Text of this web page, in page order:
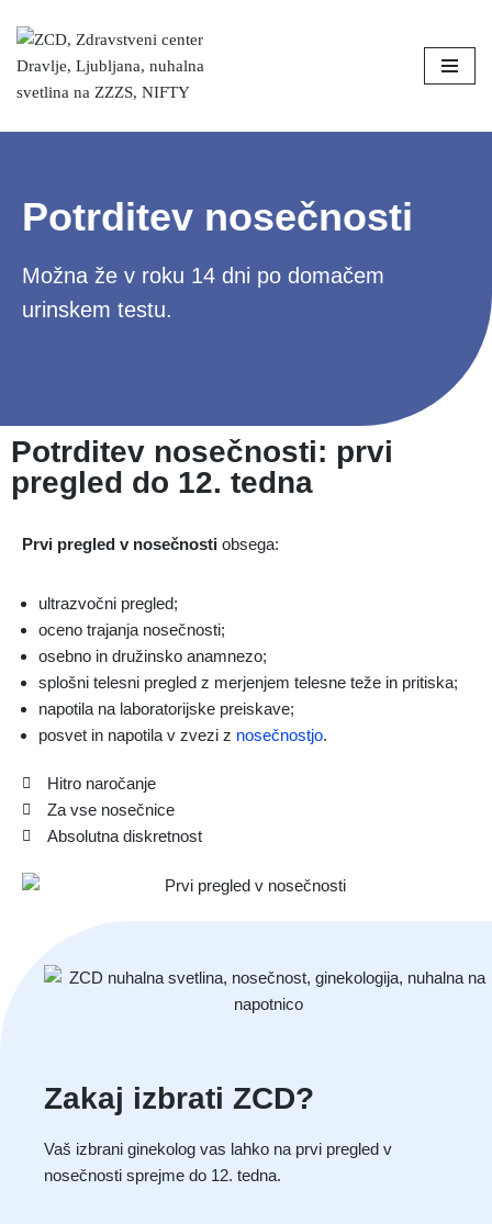
Skoči
Potrditev nosečnosti
Možna že v roku 14 dni po domačem
urinskem testu.
Potrditev nosečnosti: prvi
pregled do 12. tedna
Prvi pregled v nosečnosti obsega:
ultrazvočni pregled;
oceno trajanja nosečnosti;
osebno in družinsko anamnezo;
splošni telesni pregled z merjenjem telesne teže in pritiska;
napotila na laboratorijske preiskave;
posvet in napotila v zvezi z nosečnostjo.
Hitro naročanje
Za vse nosečnice
Absolutna diskretnost
Zakaj izbrati ZCD?
Vaš izbrani ginekolog vas lahko na prvi pregled v
nosečnosti sprejme do 12. tedna.